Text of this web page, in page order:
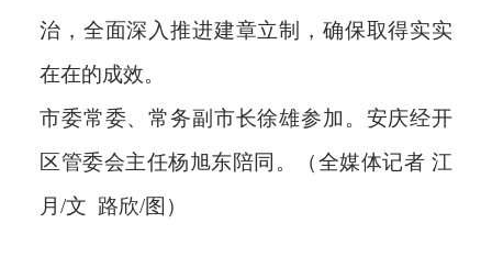
治，全面深入推进建章立制，确保取得实实
在在的成效。
市委常委、常务副市长徐雄参加。安庆经开
区管委会主任杨旭东陪同。（全媒体记者 江
月/文 路欣/图）